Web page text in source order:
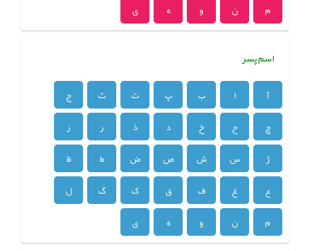
م
ن و ه ی
اسم پسر
آ ا ب پ ت ث
ج
چ
ح خ د ذ ر
ز
ژ
س ش ص ض ط
ظ
ع
غ ف ق ک گ
ل
م
ن و ه ی